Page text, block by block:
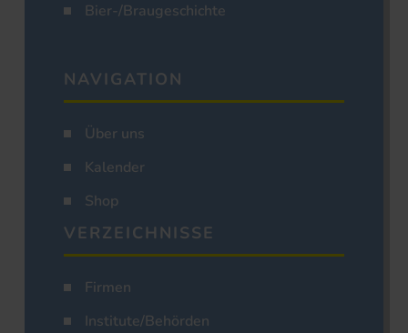
Bier-/Braugeschichte
NAVIGATION
Über uns
Kalender
Shop
VERZEICHNISSE
Firmen
Institute/Behörden